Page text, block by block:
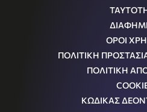
ΟΡΟΙ
ΠΟΛΙΤΙΚΗ
ΠΟΛΙΤΙΚΗ
ΚΩΔΙΚΑΣ